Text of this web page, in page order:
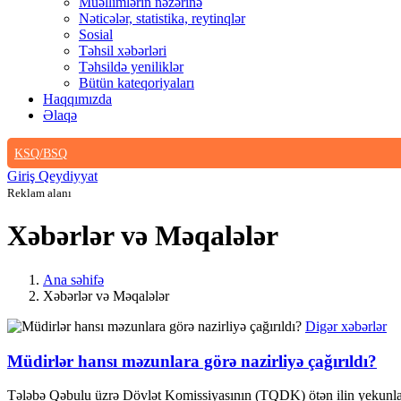
Nəticələr, statistika, reytinqlər
Sosial
Təhsil xəbərləri
Təhsildə yeniliklər
Bütün kateqoriyaları
Haqqımızda
Əlaqə
KSQ/BSQ
Giriş Qeydiyyat
Reklam alanı
Xəbərlər və Məqalələr
Ana səhifə
Xəbərlər və Məqalələr
Digər xəbərlər
Müdirlər hansı məzunlara görə nazirliyə çağırıldı?
Tələbə Qəbulu üzrə Dövlət Komissiyasının (TQDK) ötən ilin